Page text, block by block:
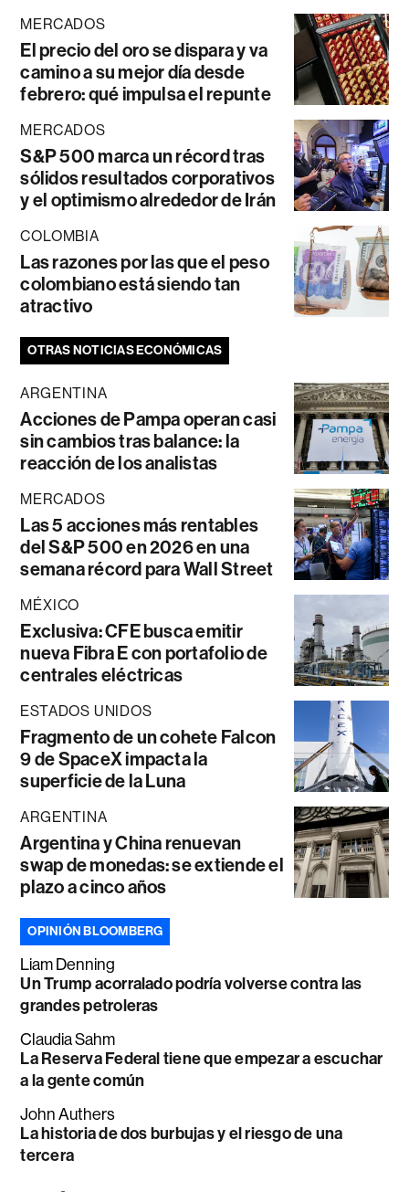
MERCADOS
El precio del oro se dispara y va
camino a su mejor día desde
febrero: qué impulsa el repunte
MERCADOS
S&P 500 marca un récord tras
sólidos resultados corporativos
y el optimismo alrededor de Irán
COLOMBIA
Las razones por las que el peso
colombiano está siendo tan
atractivo
OTRAS NOTICIAS ECONÓMICAS
ARGENTINA
Acciones de Pampa operan casi
sin cambios tras balance: la
reacción de los analistas
MERCADOS
Las 5 acciones más rentables
del S&P 500 en 2026 en una
semana récord para Wall Street
MÉXICO
Exclusiva: CFE busca emitir
nueva Fibra E con portafolio de
centrales eléctricas
ESTADOS UNIDOS
Fragmento de un cohete Falcon
9 de SpaceX impacta la
superficie de la Luna
ARGENTINA
Argentina y China renuevan
swap de monedas: se extiende el
plazo a cinco años
OPINIÓN BLOOMBERG
Liam Denning
Un Trump acorralado podría volverse contra las
grandes petroleras
Claudia Sahm
La Reserva Federal tiene que empezar a escuchar
a la gente común
John Authers
La historia de dos burbujas y el riesgo de una
tercera